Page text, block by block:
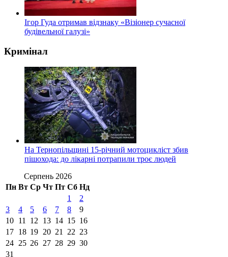
Ігор Гуда отримав відзнаку «Візіонер сучасної
будівельної галузі»
Кримінал
На Тернопільщині 15-річний мотоцикліст збив
пішохода: до лікарні потрапили троє людей
Серпень 2026
Пн Вт Ср Чт Пт Сб Нд
1
2
3
4 5 6 7 8
9
10 11 12 13 14 15 16
17 18 19 20 21 22 23
24 25 26 27 28 29 30
31